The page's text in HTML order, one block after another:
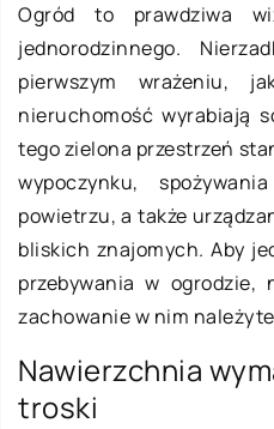
Ogród to prawdziwa
jednorodzinnego.
pierwszym wrażeniu,
nieruchomość wyrabiają
tego zielona przestrzeń
wypoczynku,
powietrzu, a także
bliskich znajomych. Aby
przebywania w ogrodzie,
zachowanie w nim
Nawierzchnia
troski